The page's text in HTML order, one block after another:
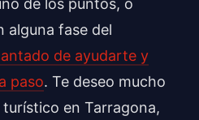
de los puntos, o
alguna fase del
de ayudarte y
paso. Te deseo mucho
en Tarragona,